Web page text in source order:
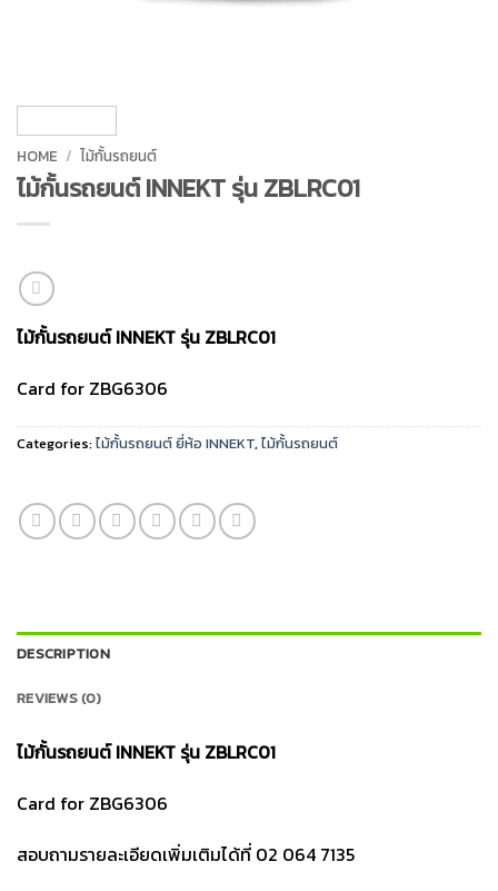
HOME / ไม้กั้นรถยนต์
ไม้กั้นรถยนต์ INNEKT รุ่น ZBLRC01
ไม้กั้นรถยนต์ INNEKT รุ่น ZBLRC01
Card for ZBG6306
Categories:ไม้กั้นรถยนต์ ยี่ห้อ INNEKT, ไม้กั้นรถยนต์
DESCRIPTION
REVIEWS (0)
ไม้กั้นรถยนต์ INNEKT รุ่น ZBLRC01
Card for ZBG6306
สอบถามรายละเอียดเพิ่มเติมได้ที่ 02 064 7135